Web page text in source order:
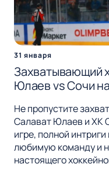
31 января
Захватывающий
Юлаев vs Сочи
Не пропустите
Салават Юлаев и ХК
игре, полной
любимую команду и
настоящего